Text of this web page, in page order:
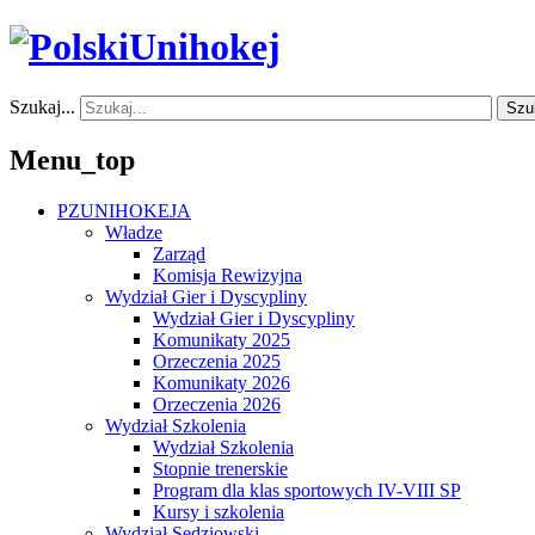
Szukaj...
Menu_top
PZUNIHOKEJA
Władze
Zarząd
Komisja Rewizyjna
Wydział Gier i Dyscypliny
Wydział Gier i Dyscypliny
Komunikaty 2025
Orzeczenia 2025
Komunikaty 2026
Orzeczenia 2026
Wydział Szkolenia
Wydział Szkolenia
Stopnie trenerskie
Program dla klas sportowych IV-VIII SP
Kursy i szkolenia